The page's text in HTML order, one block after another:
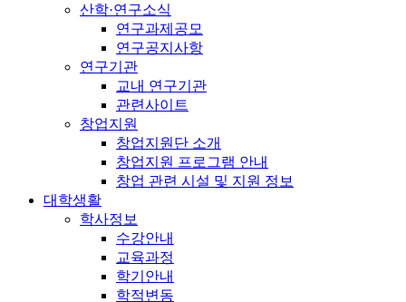
산학·연구소식
연구과제공모
연구공지사항
연구기관
교내 연구기관
관련사이트
창업지원
창업지원단 소개
창업지원 프로그램 안내
창업 관련 시설 및 지원 정보
대학생활
학사정보
수강안내
교육과정
학기안내
학적변동